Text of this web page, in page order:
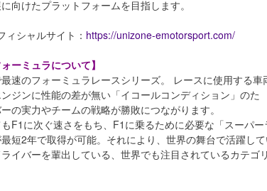
向けたプラットフォームを目指します。
ィシャルサイト： https://unizone-emotorsport.com/
ーミュラについて】
速のフォーミュラレースシリーズ。 レースに使用する車
ジンに性能の差が無い「イコールコンディション」のた
の実力やチームの戦略が勝敗につながります。
F1に次ぐ速さをもち、F1に乗るために必要な「スーパー
短2年で取得が可能。それにより、世界の舞台で活躍し
イバーを輩出している、世界でも注目されているカテゴリ